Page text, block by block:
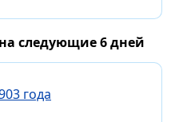
следующие 6 дней
года